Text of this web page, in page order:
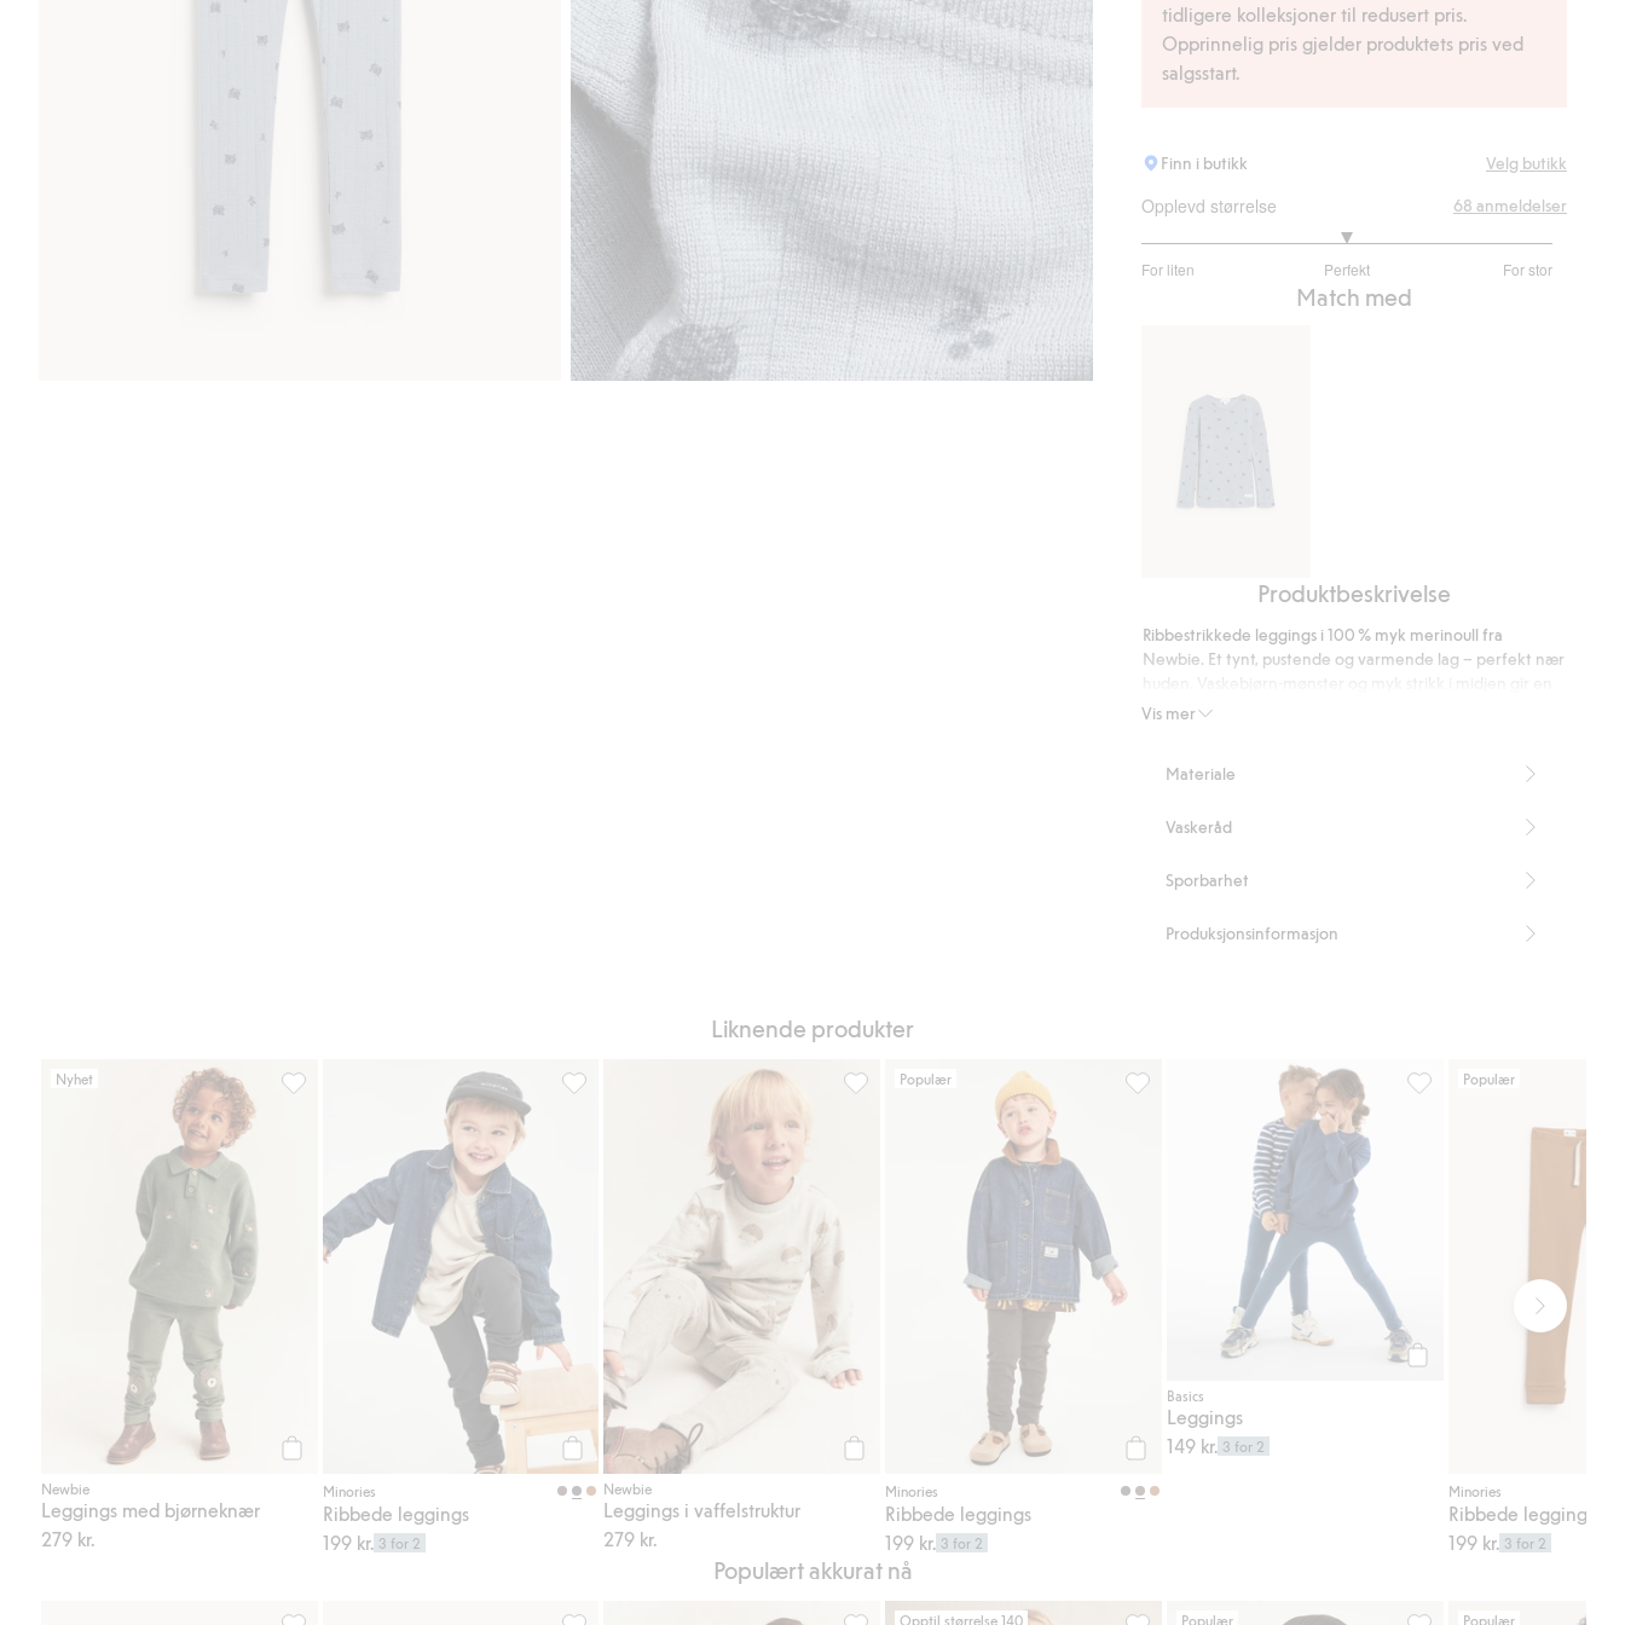
tidligere kolleksjoner til redusert pris.
Opprinnelig pris gjelder produktets pris ved
salgsstart.
Finn i butikk Velg butikk
Opplevd størrelse
For liten Perfekt For stor
av
68 anmeldelser
Match med
i
Produktbeskrivelse
Vis mer
Ribbestrikkede leggings i 100 % myk merinoull fra
Newbie. Et tynt, pustende og varmende lag – perfekt nær
behagelig passform. Match gjerne med søsken for en
Artikkelnummer
Materiale
Vaskeråd
Sporbarhet
Produksjonsinformasjon
Liknende produkter
Nyhet
Newbie
Leggings med bjørneknær
279 kr.
Leggings med bjørneknær, Legg til i favoriter
Legg til
Minories
Ribbede leggings
199 kr. 3 for 2
Ribbede leggings, Legg til i favoriter
Newbie
Leggings i vaffelstruktur
279 kr.
Leggings i vaffelstruktur, Legg til i favoriter
Populær
Minories
Ribbede leggings
199 kr. 3 for 2
Ribbede leggings, Legg til i favoriter
Basics
Leggings
149 kr. 3 for 2
Populær
Minories
Ribbede leggings
199 kr. 3 for 2
Populært akkurat nå
Opptil størrelse 140 Populær Populær